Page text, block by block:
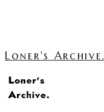
Loner's Archive.